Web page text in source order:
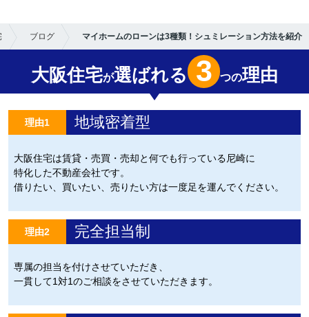
ブログ マイホームのローンは3種類！シュミレーション方法を紹介
大阪住宅が選ばれる 3 つの理由
理由1 地域密着型
大阪住宅は賃貸・売買・売却と何でも行っている尼崎に
特化した不動産会社です。
借りたい、買いたい、売りたい方は一度足を運んでください。
理由2 完全担当制
専属の担当を付けさせていただき、
一貫して1対1のご相談をさせていただきます。